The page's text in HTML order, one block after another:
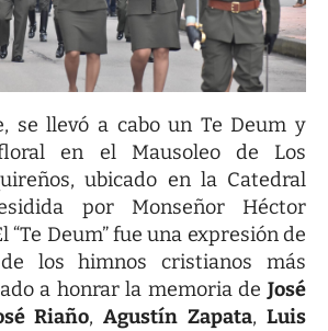
se llevó a cabo un Te Deum y
en el Mausoleo de Los
ubicado en la Catedral
por Monseñor Héctor
“Te Deum” fue una expresión de
los himnos cristianos más
a honrar la memoria de José
Riaño,Agustín Zapata,Luis